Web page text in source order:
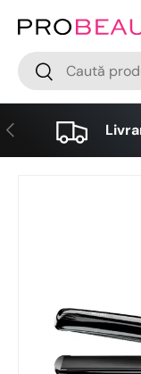
Sari la conținut
Cǎutare
Cǎutare
Anterior